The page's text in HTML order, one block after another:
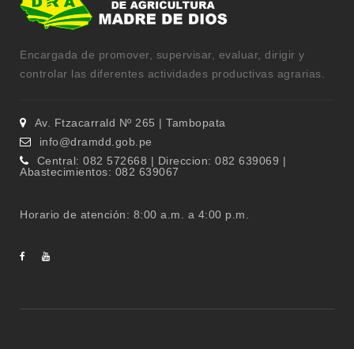
Encargada de promover, supervisar, evaluar, dirigir y
controlar las diferentes actividades productivas agrarias.
Av. Ftzacarrald Nº 265 | Tambopata
info@dramdd.gob.pe
Central: 082 572668 | Direccion: 082 639069 |
Abastecimientos: 082 639067
Horario de atención: 8:00 a.m. a 4:00 p.m.